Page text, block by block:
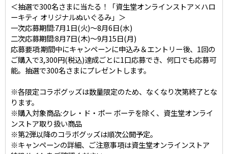
＜抽選で300名さまに当たる！「資生堂オンラインストア×ハロ
ーキティ オリジナルぬいぐるみ」＞
一次応募期間:7月1日(火)～8月6日(水)
二次応募期間:8月7日(木)～9月15日(月)
応募要項:期間中にキャンペーンに申込み＆エントリー後、1回の
ご購入で3,300円(税込)達成ごとに1口応募でき、何口でも応募可
能。抽選で300名さまにプレゼントします。
※各限定コラボグッズは数量限定のため、なくなり次第終了とな
ります。
※購入対象商品:クレ・ド・ポー ボーテを除く、資生堂オンライ
ンストア取り扱い商品
※第2弾以降のコラボグッズは順次公開予定。
※キャンペーンの詳細、ご注意事項は資生堂オンラインストア